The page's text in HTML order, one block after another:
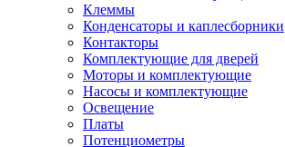
Клеммы
Конденсаторы и каплесборники
Контакторы
Комплектующие для дверей
Моторы и комплектующие
Насосы и комплектующие
Освещение
Платы
Потенциометры